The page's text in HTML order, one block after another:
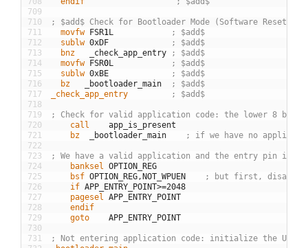
709
710
711
712
713
714
715
716
717
718
719
720
721
722
723
724
725
726
727
728
729
730
731
; $add$ Check for Bootloader Mode (Software Reset with
movfw
FSR1L
; $add$
sublw 0xDF
; $add$
bnz
check app entry
; $add$
movfw
FSR0L
; $add$
sublw 0xBE
; $add$
bz
bootloader main
; $add$
_check_app_entry
; $add$
; Check for valid application code: the lower 8 bits
	call
app is
present
	bz
bootloader main ; if we have no
; We have a valid application and the entry pin is
	banksel
OPTION
REG
	bsf
OPTION REG, NOT WPUEN
; but first, disable
	if
APP ENTRY POINT>=2048
	pagesel
APP ENTRY
POINT
	endif
	goto
APP ENTRY POINT
; Not entering application code: initialize the USB